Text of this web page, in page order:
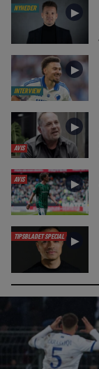
NYHEDER ►
INTERVIEW
►
AVIS
►
AVIS ►
TIPSBLADET SPECIAL ►